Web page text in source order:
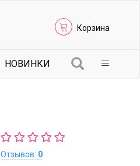
Корзина
НОВИНКИ
Отзывов: 0